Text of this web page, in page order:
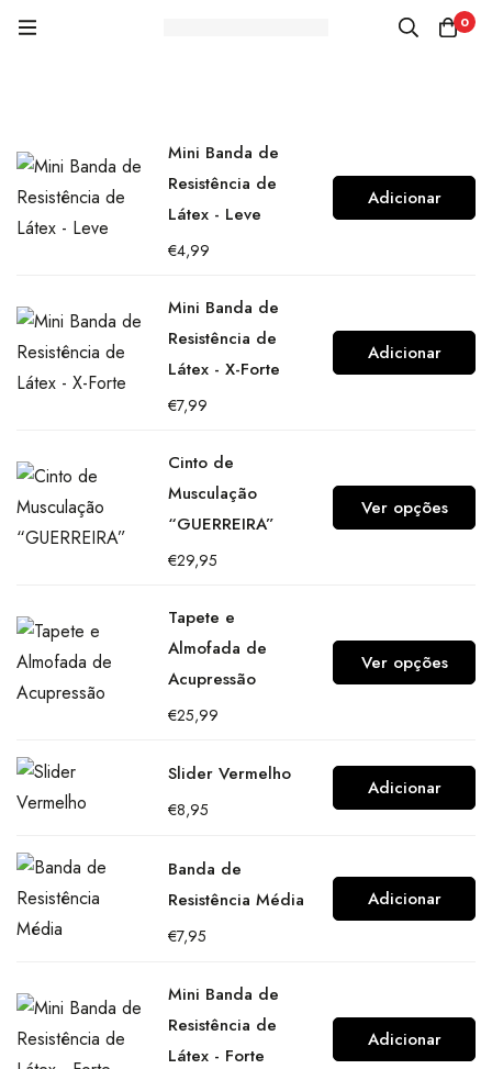
0
Mini Banda de
Resistência de
Látex - Leve
€4,99
Adicionar
Mini Banda de
Resistência de
Látex - X-Forte
€7,99
Adicionar
Cinto de
Musculação
“GUERREIRA”
€29,95
Ver opções
Tapete e
Almofada de
Acupressão
€25,99
Ver opções
Slider Vermelho
€8,95
Adicionar
Banda de
Resistência Média
€7,95
Adicionar
Mini Banda de
Resistência de
Látex - Forte
Adicionar